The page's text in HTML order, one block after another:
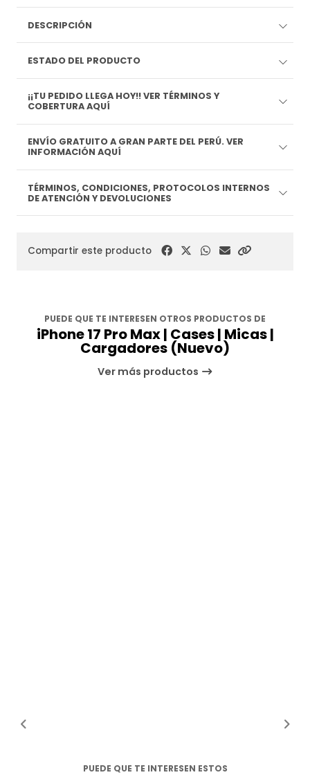
DESCRIPCIÓN
ESTADO DEL PRODUCTO
¡¡TU PEDIDO LLEGA HOY!! VER TÉRMINOS Y
COBERTURA AQUÍ
ENVÍO GRATUITO A GRAN PARTE DEL PERÚ. VER
INFORMACIÓN AQUÍ
TÉRMINOS, CONDICIONES, PROTOCOLOS INTERNOS
DE ATENCIÓN Y DEVOLUCIONES
Compartir este producto
PUEDE QUE TE INTERESEN OTROS PRODUCTOS DE
iPhone 17 Pro Max | Cases | Micas |
Cargadores (Nuevo)
Ver más productos
PUEDE QUE TE INTERESEN ESTOS